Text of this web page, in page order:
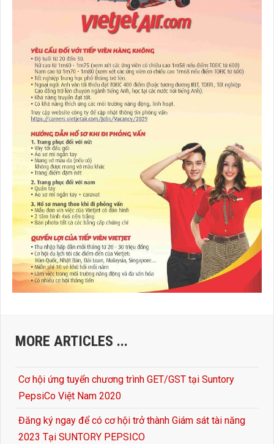
MORE ARTICLES ...
Cơ hội ứng tuyển chương trình GET/GST tại Suntory
PepsiCo Việt Nam 2020
Đăng ký ngay để có cơ hội trở thành Giám sát tài năng
2023 Tại SUNTORY PEPSICO